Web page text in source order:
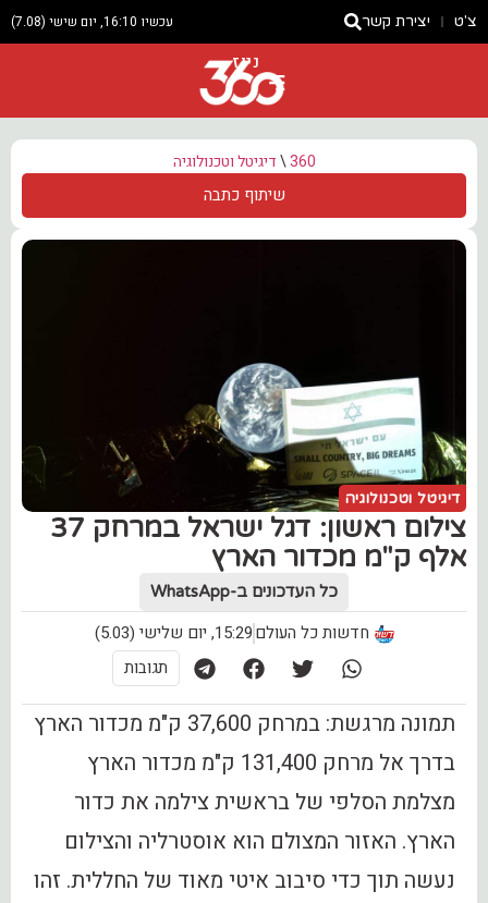
צ'ט יצירת קשר עכשיו 16:10, יום שישי (7.08)
ניוז
360
\דיגיטל וטכנולוגיה
שיתוף כתבה
דיגיטל וטכנולוגיה
‏צילום ראשון: דגל ישראל במרחק 37
אלף ק"מ מכדור הארץ
כל העדכונים ב-WhatsApp
חדשות כל העולם15:29, יום שלישי (5.03)
תגובות
תמונה מרגשת: במרחק 37,600 ק"מ מכדור הארץ
בדרך אל מרחק 131,400 ק"מ מכדור הארץ
מצלמת הסלפי של בראשית צילמה את כדור
הארץ. האזור המצולם הוא אוסטרליה והצילום
נעשה תוך כדי סיבוב איטי מאוד של החללית. זהו